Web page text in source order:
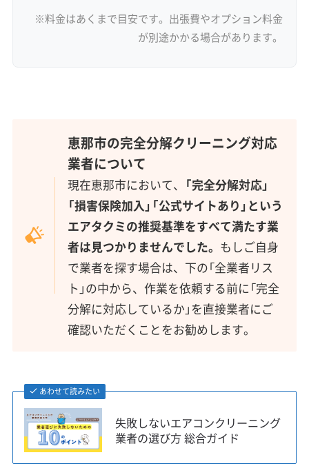
※料金はあくまで目安です。出張費やオプション料金
が別途かかる場合があります。
恵那市の完全分解クリーニング対応
業者について
現在恵那市において、 「完全分解対応」
「損害保険加入」「公式サイトあり」という
エアタクミの推奨基準をすべて満たす業
者は見つかりませんでした。 もしご自身
で業者を探す場合は、下の「全業者リス
ト」の中から、作業を依頼する前に「完全
分解に対応しているか」を直接業者にご
確認いただくことをお勧めします。
あわせて読みたい
失敗しないエアコンクリーニング
業者の選び方 総合ガイド